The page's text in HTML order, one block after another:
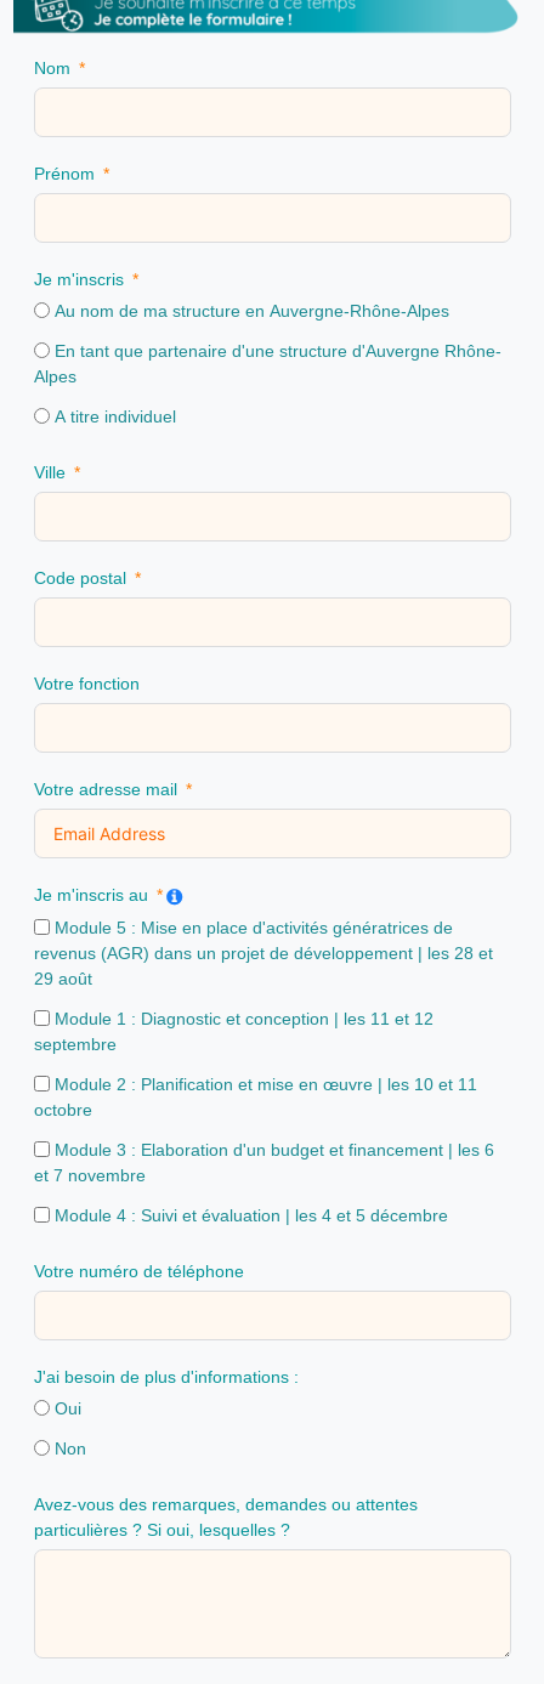
Nom
Prénom
Je m'inscris
Au nom de ma structure en Auvergne-Rhône-Alpes
En tant que partenaire d'une structure d'Auvergne Rhône-
Alpes
A titre individuel
Ville
Code postal
Votre fonction
Votre adresse mail
Je m'inscris au
Module 5 : Mise en place d'activités génératrices de
revenus (AGR) dans un projet de développement | les 28 et
29 août
Module 1 : Diagnostic et conception | les 11 et 12
septembre
Module 2 : Planification et mise en œuvre | les 10 et 11
octobre
Module 3 : Elaboration d'un budget et financement | les 6
et 7 novembre
Module 4 : Suivi et évaluation | les 4 et 5 décembre
Votre numéro de téléphone
J'ai besoin de plus d'informations :
Oui
Non
Avez-vous des remarques, demandes ou attentes
particulières ? Si oui, lesquelles ?